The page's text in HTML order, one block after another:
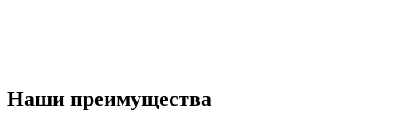
Наши преимущества